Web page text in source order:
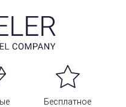
Бесплатное